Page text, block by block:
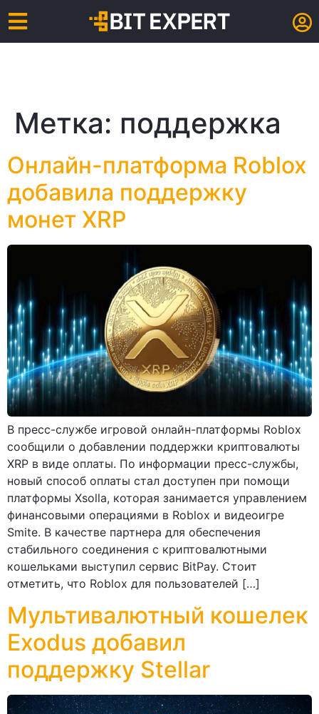
Метка: поддержка
Онлайн-платформа Roblox
добавила поддержку
монет XRP
В пресс-службе игровой онлайн-платформы Roblox
сообщили о добавлении поддержки криптовалюты
XRP в виде оплаты. По информации пресс-службы,
новый способ оплаты стал доступен при помощи
платформы Xsolla, которая занимается управлением
финансовыми операциями в Roblox и видеоигре
Smite. В качестве партнера для обеспечения
стабильного соединения с криптовалютными
кошельками выступил сервис BitPay. Стоит
отметить, что Roblox для пользователей […]
Мультивалютный кошелек
Exodus добавил
поддержку Stellar